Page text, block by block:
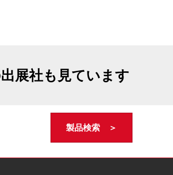
展社も見ています
製品検索 ＞